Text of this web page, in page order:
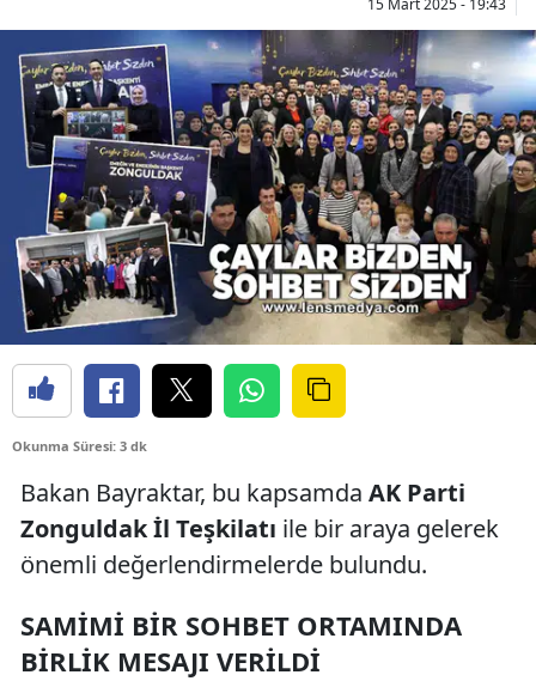
15 Mart 2025 - 19:43
Okunma Süresi: 3 dk
Bakan Bayraktar, bu kapsamda AK Parti
Zonguldak İl Teşkilatı ile bir araya gelerek
önemli değerlendirmelerde bulundu.
SAMİMİ BİR SOHBET ORTAMINDA
BİRLİK MESAJI VERİLDİ